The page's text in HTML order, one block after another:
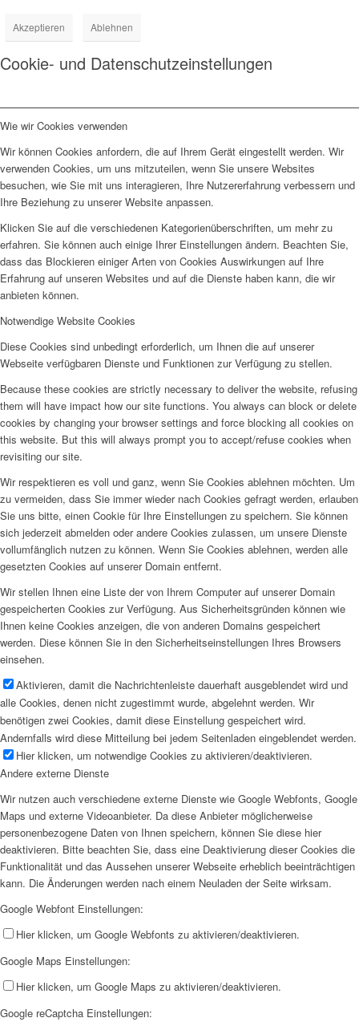
Akzeptieren Ablehnen
Cookie- und Datenschutzeinstellungen
Wie wir Cookies verwenden
Wir können Cookies anfordern, die auf Ihrem Gerät eingestellt werden. Wir
verwenden Cookies, um uns mitzuteilen, wenn Sie unsere Websites
besuchen, wie Sie mit uns interagieren, Ihre Nutzererfahrung verbessern und
Ihre Beziehung zu unserer Website anpassen.
Klicken Sie auf die verschiedenen Kategorienüberschriften, um mehr zu
erfahren. Sie können auch einige Ihrer Einstellungen ändern. Beachten Sie,
dass das Blockieren einiger Arten von Cookies Auswirkungen auf Ihre
Erfahrung auf unseren Websites und auf die Dienste haben kann, die wir
anbieten können.
Notwendige Website Cookies
Diese Cookies sind unbedingt erforderlich, um Ihnen die auf unserer
Webseite verfügbaren Dienste und Funktionen zur Verfügung zu stellen.
Because these cookies are strictly necessary to deliver the website, refusing
them will have impact how our site functions. You always can block or delete
cookies by changing your browser settings and force blocking all cookies on
this website. But this will always prompt you to accept/refuse cookies when
revisiting our site.
Wir respektieren es voll und ganz, wenn Sie Cookies ablehnen möchten. Um
zu vermeiden, dass Sie immer wieder nach Cookies gefragt werden, erlauben
Sie uns bitte, einen Cookie für Ihre Einstellungen zu speichern. Sie können
sich jederzeit abmelden oder andere Cookies zulassen, um unsere Dienste
vollumfänglich nutzen zu können. Wenn Sie Cookies ablehnen, werden alle
gesetzten Cookies auf unserer Domain entfernt.
Wir stellen Ihnen eine Liste der von Ihrem Computer auf unserer Domain
gespeicherten Cookies zur Verfügung. Aus Sicherheitsgründen können wie
Ihnen keine Cookies anzeigen, die von anderen Domains gespeichert
werden. Diese können Sie in den Sicherheitseinstellungen Ihres Browsers
einsehen.
Aktivieren, damit die Nachrichtenleiste dauerhaft ausgeblendet wird und
alle Cookies, denen nicht zugestimmt wurde, abgelehnt werden. Wir
benötigen zwei Cookies, damit diese Einstellung gespeichert wird.
Andernfalls wird diese Mitteilung bei jedem Seitenladen eingeblendet werden.
Hier klicken, um notwendige Cookies zu aktivieren/deaktivieren.
Andere externe Dienste
Wir nutzen auch verschiedene externe Dienste wie Google Webfonts, Google
Maps und externe Videoanbieter. Da diese Anbieter möglicherweise
personenbezogene Daten von Ihnen speichern, können Sie diese hier
deaktivieren. Bitte beachten Sie, dass eine Deaktivierung dieser Cookies die
Funktionalität und das Aussehen unserer Webseite erheblich beeinträchtigen
kann. Die Änderungen werden nach einem Neuladen der Seite wirksam.
Google Webfont Einstellungen:
Hier klicken, um Google Webfonts zu aktivieren/deaktivieren.
Google Maps Einstellungen:
Hier klicken, um Google Maps zu aktivieren/deaktivieren.
Google reCaptcha Einstellungen: